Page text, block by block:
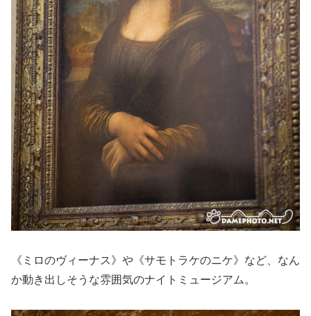
《ミロのヴィーナス》や《サモトラケのニケ》など、なん
か動き出しそうな雰囲気のナイトミュージアム。